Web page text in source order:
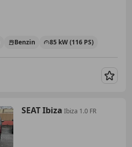
Benzin 85 kW (116 PS)
SEAT Ibiza Ibiza 1.0 FR